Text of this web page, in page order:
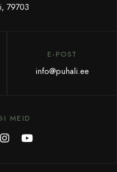
79703
E-POST
info@puhali.ee
MEID